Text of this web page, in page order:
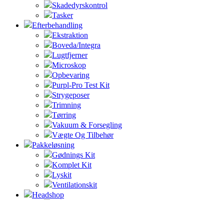
Skadedyrskontrol
Tasker
Efterbehandling
Ekstraktion
Boveda/Integra
Lugtfjerner
Microskop
Opbevaring
Purpl-Pro Test Kit
Strygeposer
Trimning
Tørring
Vakuum & Forsegling
Vægte Og Tilbehør
Pakkeløsning
Gødnings Kit
Komplet Kit
Lyskit
Ventilationskit
Headshop